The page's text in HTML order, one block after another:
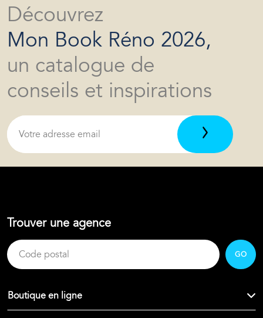
Découvrez
Mon Book Réno 2026,
un catalogue de
conseils et inspirations
Trouver une agence
GO
Boutique en ligne